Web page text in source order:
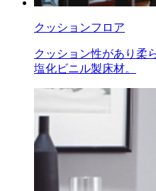
クッションフロア
クッション性があり柔
塩化ビニル製床材。